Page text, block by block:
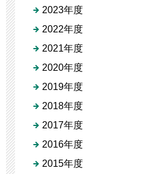
2023年度
2022年度
2021年度
2020年度
2019年度
2018年度
2017年度
2016年度
2015年度